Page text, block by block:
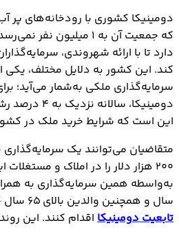
دومینیکا کشوری با رودخانه‌های پر
که جمعیت آن به ۱ میلیون
دارد تا با ارائه شهروندی،
کند. این کشور به دلایل مختلف، یکی
سرمایه‌گذاری ملکی به‌شمار می‌آید؛
دومینیکا،
این است که شرایط خرید ملک در
متقاضیان می‌توانند یک
۲۰۰ هزار دلار را در املاک و
سال و همچنین والدین بالای ۶۵ سال خود، برای شهروندی و
تابعیت دومینیکا اقدام کنند. این روند نهایتا ۹ ماه